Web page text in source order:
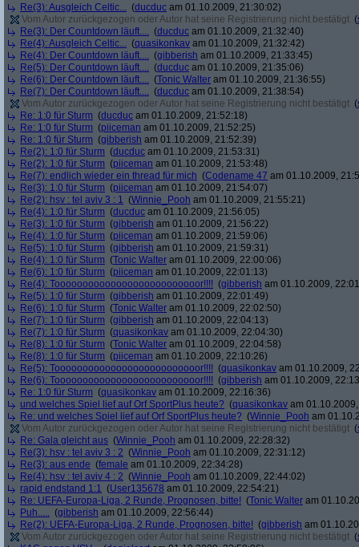
Re(3): Ausgleich Celtic... (ducduc am 01.10.2009, 21:30:02)
Vom Autor zurückgezogen oder Autor hat seine Registrierung nicht bestätigt (
Re(3): Der Countdown läuft.... (ducduc am 01.10.2009, 21:32:40)
Re(4): Ausgleich Celtic... (quasikonkav am 01.10.2009, 21:32:42)
Re(4): Der Countdown läuft.... (gibberish am 01.10.2009, 21:33:45)
Re(5): Der Countdown läuft.... (ducduc am 01.10.2009, 21:35:06)
Re(6): Der Countdown läuft.... (Tonic Walter am 01.10.2009, 21:36:55)
Re(7): Der Countdown läuft.... (ducduc am 01.10.2009, 21:38:54)
Vom Autor zurückgezogen oder Autor hat seine Registrierung nicht bestätigt (
Re: 1:0 für Sturm (ducduc am 01.10.2009, 21:52:18)
Re: 1:0 für Sturm (piiceman am 01.10.2009, 21:52:25)
Re: 1:0 für Sturm (gibberish am 01.10.2009, 21:52:39)
Re(2): 1:0 für Sturm (ducduc am 01.10.2009, 21:53:31)
Re(2): 1:0 für Sturm (piiceman am 01.10.2009, 21:53:48)
Re(7): endlich wieder ein thread für mich (Codename 47 am 01.10.2009,
Re(3): 1:0 für Sturm (piiceman am 01.10.2009, 21:54:07)
Re(2): hsv : tel aviv 3 : 1 (Winnie_Pooh am 01.10.2009, 21:55:21)
Re(4): 1:0 für Sturm (ducduc am 01.10.2009, 21:56:05)
Re(3): 1:0 für Sturm (gibberish am 01.10.2009, 21:56:22)
Re(4): 1:0 für Sturm (piiceman am 01.10.2009, 21:59:06)
Re(5): 1:0 für Sturm (gibberish am 01.10.2009, 21:59:31)
Re(4): 1:0 für Sturm (Tonic Walter am 01.10.2009, 22:00:06)
Re(6): 1:0 für Sturm (piiceman am 01.10.2009, 22:01:13)
Re(4): Toooooooooooooooooooooooooor!!!! (gibberish am 01.10.2009,
Re(5): 1:0 für Sturm (gibberish am 01.10.2009, 22:01:49)
Re(6): 1:0 für Sturm (Tonic Walter am 01.10.2009, 22:02:50)
Re(7): 1:0 für Sturm (gibberish am 01.10.2009, 22:04:13)
Re(7): 1:0 für Sturm (quasikonkav am 01.10.2009, 22:04:30)
Re(8): 1:0 für Sturm (Tonic Walter am 01.10.2009, 22:04:58)
Re(8): 1:0 für Sturm (piiceman am 01.10.2009, 22:10:26)
Re(5): Toooooooooooooooooooooooooor!!!! (quasikonkav am 01.10.2009,
Re(6): Toooooooooooooooooooooooooor!!!! (gibberish am 01.10.2009,
Re: 1:0 für Sturm (quasikonkav am 01.10.2009, 22:16:36)
und welches Spiel lief auf Orf SportPlus heute? (quasikonkav am
Re: und welches Spiel lief auf Orf SportPlus heute? (Winnie_Pooh am
Vom Autor zurückgezogen oder Autor hat seine Registrierung nicht bestätigt (
Re: Gala gleicht aus (Winnie_Pooh am 01.10.2009, 22:28:32)
Re(3): hsv : tel aviv 3 : 2 (Winnie_Pooh am 01.10.2009, 22:31:12)
Re(3): aus ende (female am 01.10.2009, 22:34:28)
Re(4): hsv : tel aviv 4 : 2 (Winnie_Pooh am 01.10.2009, 22:44:02)
rapid endstand 1:1 (User135678 am 01.10.2009, 22:54:21)
Re: UEFA-Europa-Liga, 2 Runde, Prognosen, bitte! (Tonic Walter am
Puh..... (gibberish am 01.10.2009, 22:56:44)
Re(2): UEFA-Europa-Liga, 2 Runde, Prognosen, bitte! (gibberish am
Vom Autor zurückgezogen oder Autor hat seine Registrierung nicht bestätigt (